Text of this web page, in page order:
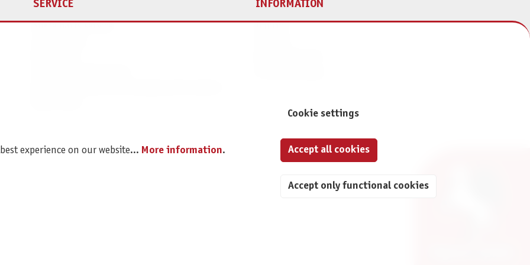
SERVICE INFORMATION
experience on our website... More information.
Cookie settings
Accept only functional cookies
Accept all cookies